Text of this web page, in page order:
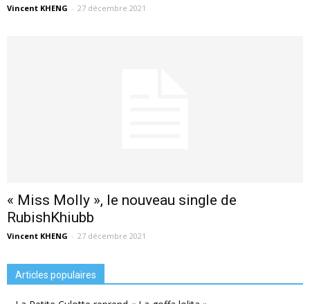
Vincent KHENG - 27 décembre 2021
« Miss Molly », le nouveau single de
RubishKhiubb
Vincent KHENG - 27 décembre 2021
Articles populaires